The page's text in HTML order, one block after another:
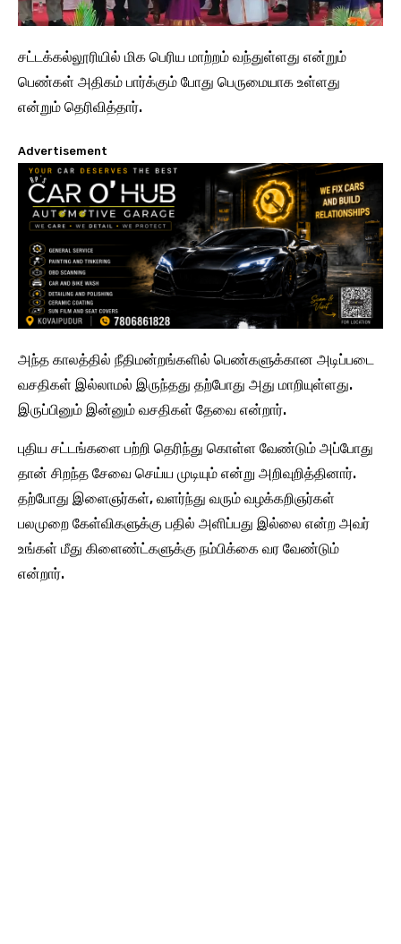
சட்டக்கல்லூரியில் மிக பெரிய மாற்றம் வந்துள்ளது என்றும்
பெண்கள் அதிகம் பார்க்கும் போது பெருமையாக உள்ளது
என்றும் தெரிவித்தார்.
Advertisement
அந்த காலத்தில் நீதிமன்றங்களில் பெண்களுக்கான அடிப்படை
வசதிகள் இல்லாமல் இருந்தது தற்போது அது மாறியுள்ளது.
இருப்பினும் இன்னும் வசதிகள் தேவை என்றார்.
புதிய சட்டங்களை பற்றி தெரிந்து கொள்ள வேண்டும் அப்போது
தான் சிறந்த சேவை செய்ய முடியும் என்று அறிவுறித்தினார்.
தற்போது இளைஞர்கள், வளர்ந்து வரும் வழக்கறிஞர்கள்
பலமுறை கேள்விகளுக்கு பதில் அளிப்பது இல்லை என்ற அவர்
உங்கள் மீது கிளைண்ட்களுக்கு நம்பிக்கை வர வேண்டும்
என்றார்.